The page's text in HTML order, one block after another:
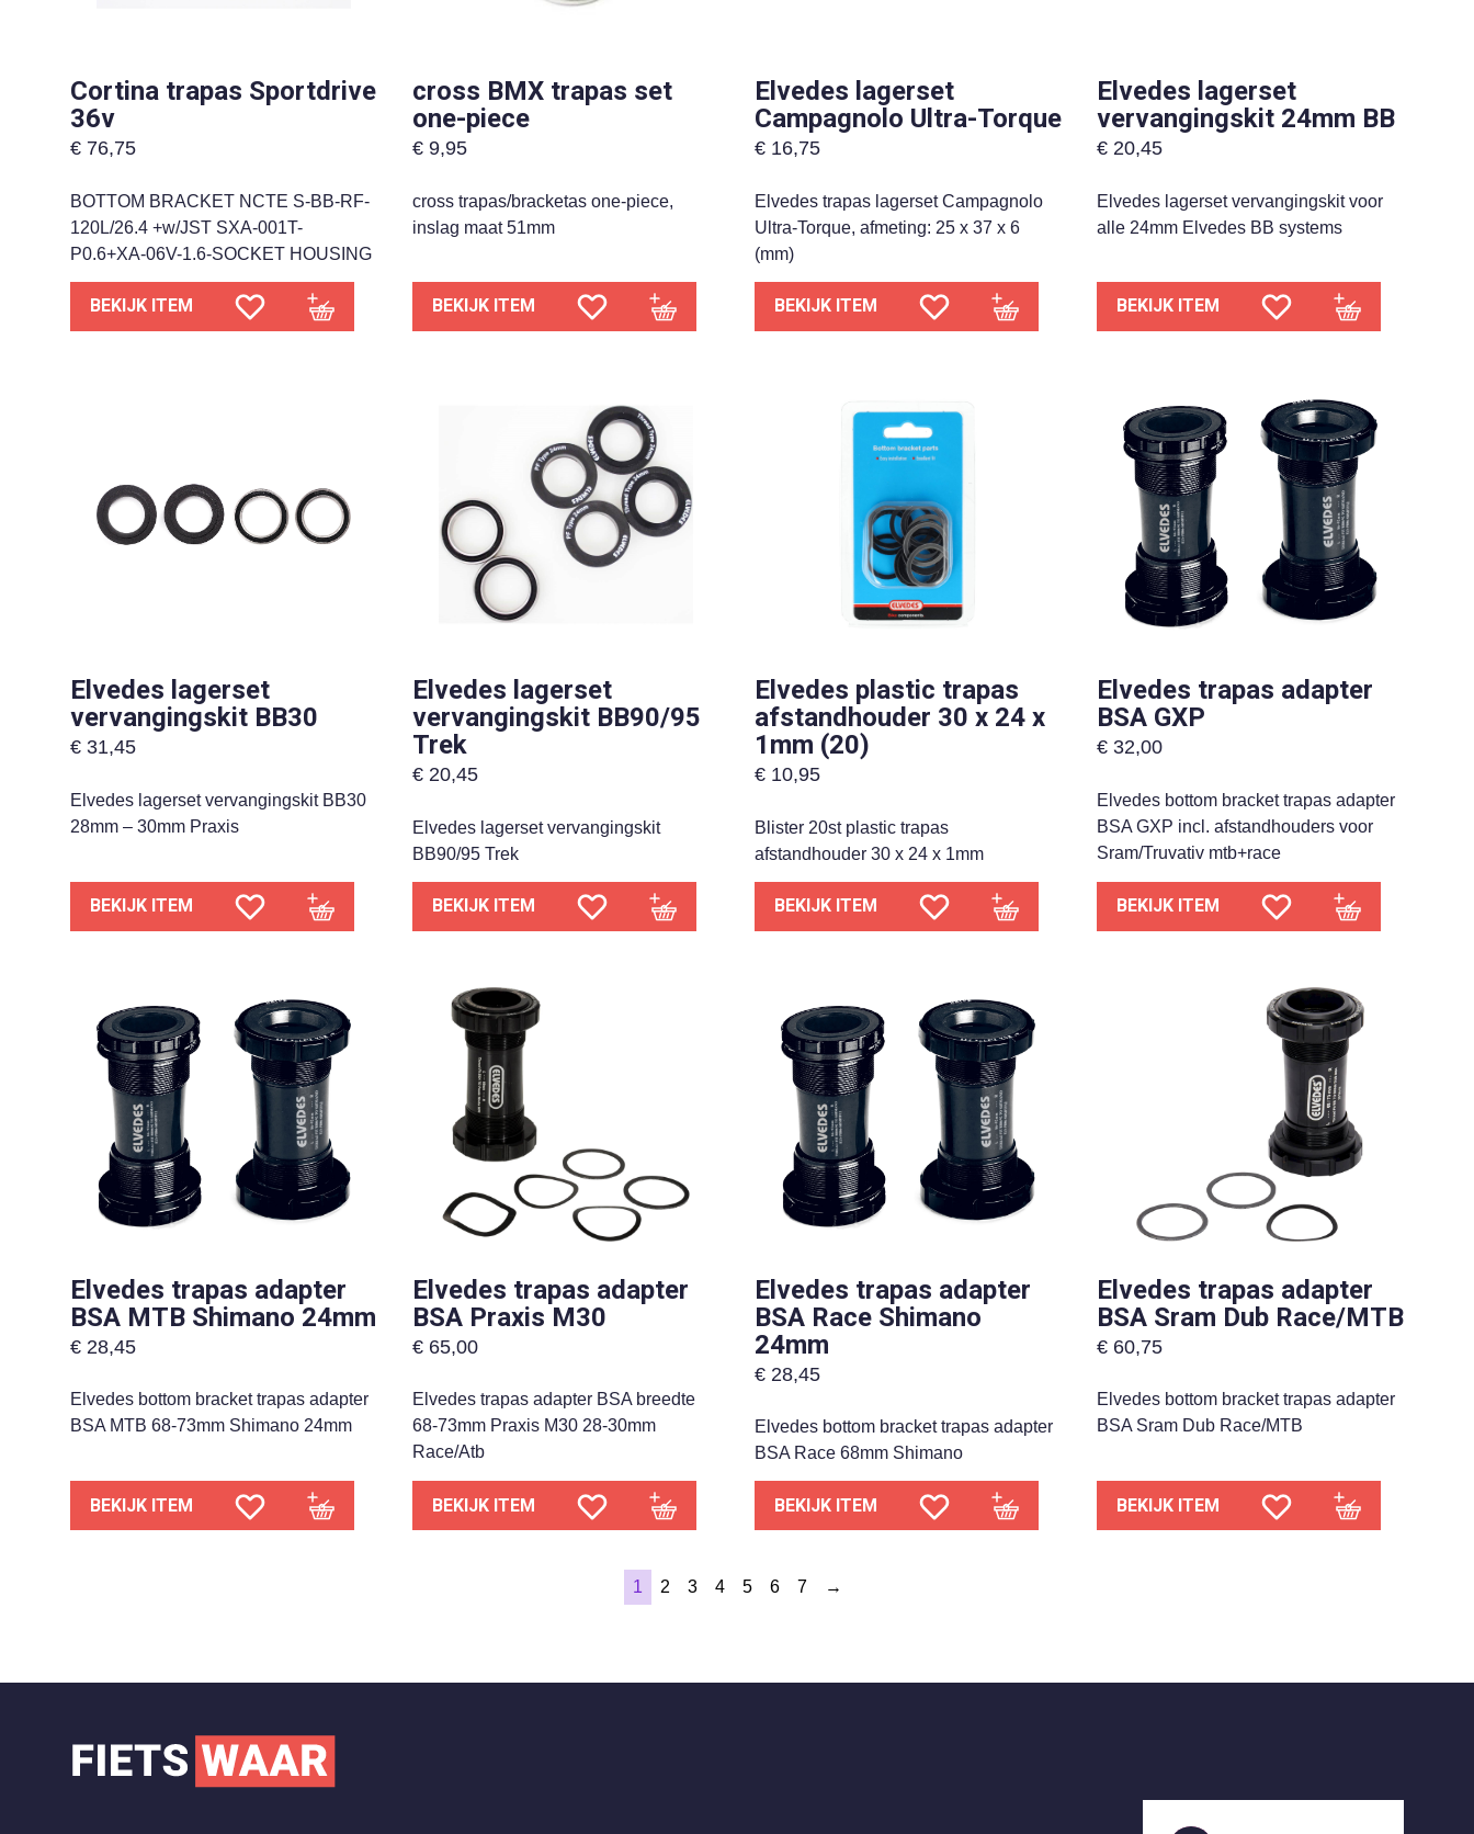
Cortina trapas Sportdrive
36v
€ 76,75
BOTTOM BRACKET NCTE S-BB-RF-
120L/26.4 +w/JST SXA-001T-
P0.6+XA-06V-1.6-SOCKET HOUSING
BEKIJK ITEM
cross BMX trapas set
one-piece
€ 9,95
cross trapas/bracketas one-piece,
inslag maat 51mm
BEKIJK ITEM
Elvedes lagerset
Campagnolo Ultra-Torque
€ 16,75
Elvedes trapas lagerset Campagnolo
Ultra-Torque, afmeting: 25 x 37 x 6
(mm)
BEKIJK ITEM
Elvedes lagerset
vervangingskit 24mm BB
€ 20,45
Elvedes lagerset vervangingskit voor
alle 24mm Elvedes BB systems
BEKIJK ITEM
Elvedes lagerset
vervangingskit BB30
€ 31,45
Elvedes lagerset vervangingskit BB30
28mm – 30mm Praxis
BEKIJK ITEM
Elvedes lagerset
vervangingskit BB90/95
Trek
€ 20,45
Elvedes lagerset vervangingskit
BB90/95 Trek
BEKIJK ITEM
Elvedes plastic trapas
afstandhouder 30 x 24 x
1mm (20)
€ 10,95
Blister 20st plastic trapas
afstandhouder 30 x 24 x 1mm
BEKIJK ITEM
Elvedes trapas adapter
BSA GXP
€ 32,00
Elvedes bottom bracket trapas adapter
BSA GXP incl. afstandhouders voor
Sram/Truvativ mtb+race
BEKIJK ITEM
Elvedes trapas adapter
BSA MTB Shimano 24mm
€ 28,45
Elvedes bottom bracket trapas adapter
BSA MTB 68-73mm Shimano 24mm
BEKIJK ITEM
Elvedes trapas adapter
BSA Praxis M30
€ 65,00
Elvedes trapas adapter BSA breedte
68-73mm Praxis M30 28-30mm
Race/Atb
BEKIJK ITEM
Elvedes trapas adapter
BSA Race Shimano
24mm
€ 28,45
Elvedes bottom bracket trapas adapter
BSA Race 68mm Shimano
BEKIJK ITEM
Elvedes trapas adapter
BSA Sram Dub Race/MTB
€ 60,75
Elvedes bottom bracket trapas adapter
BSA Sram Dub Race/MTB
BEKIJK ITEM
1 2 3 4 5 6 7 →